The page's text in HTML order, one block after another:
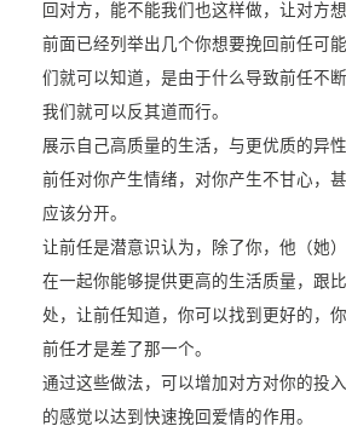
回对方，能不能我们也这样做，让对方
前面已经列举出几个你想要挽回前任可
们就可以知道，是由于什么导致前任不断
我们就可以反其道而行。
展示自己高质量的生活，与更优质的异
前任对你产生情绪，对你产生不甘心，
应该分开。
让前任是潜意识认为，除了你，他（她
在一起你能够提供更高的生活质量，跟
处，让前任知道，你可以找到更好的，
前任才是差了那一个。
通过这些做法，可以增加对方对你的投
的感觉以达到快速挽回爱情的作用。